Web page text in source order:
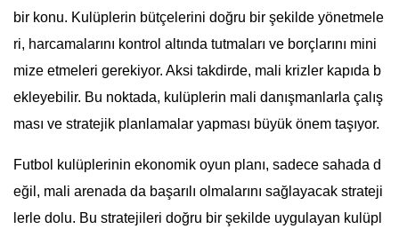
bir konu. Kulüplerin bütçelerini doğru bir şekilde yönetmele
ri, harcamalarını kontrol altında tutmaları ve borçlarını mini
mize etmeleri gerekiyor. Aksi takdirde, mali krizler kapıda b
ekleyebilir. Bu noktada, kulüplerin mali danışmanlarla çalış
ması ve stratejik planlamalar yapması büyük önem taşıyor.
Futbol kulüplerinin ekonomik oyun planı, sadece sahada d
eğil, mali arenada da başarılı olmalarını sağlayacak strateji
lerle dolu. Bu stratejileri doğru bir şekilde uygulayan kulüpl